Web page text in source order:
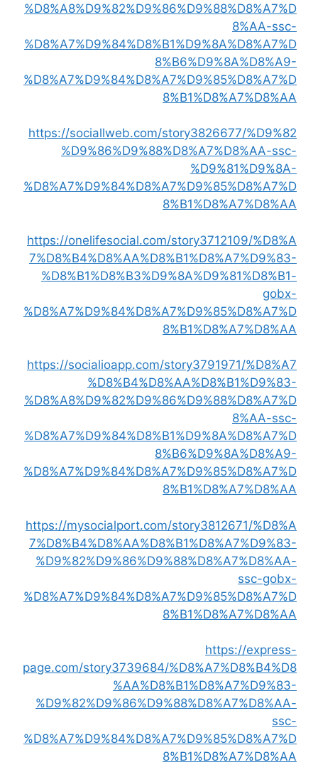
%D8%A8%D9%82%D9%86%D9%88%D8%A7%D
8%AA-ssc-
%D8%A7%D9%84%D8%B1%D9%8A%D8%A7%D
8%B6%D9%8A%D8%A9-
%D8%A7%D9%84%D8%A7%D9%85%D8%A7%D
8%B1%D8%A7%D8%AA
https://sociallweb.com/story3826677/%D9%82
%D9%86%D9%88%D8%A7%D8%AA-ssc-
%D9%81%D9%8A-
%D8%A7%D9%84%D8%A7%D9%85%D8%A7%D
8%B1%D8%A7%D8%AA
https://onelifesocial.com/story3712109/%D8%A
7%D8%B4%D8%AA%D8%B1%D8%A7%D9%83-
%D8%B1%D8%B3%D9%8A%D9%81%D8%B1-
gobx-
%D8%A7%D9%84%D8%A7%D9%85%D8%A7%D
8%B1%D8%A7%D8%AA
https://socialioapp.com/story3791971/%D8%A7
%D8%B4%D8%AA%D8%B1%D9%83-
%D8%A8%D9%82%D9%86%D9%88%D8%A7%D
8%AA-ssc-
%D8%A7%D9%84%D8%B1%D9%8A%D8%A7%D
8%B6%D9%8A%D8%A9-
%D8%A7%D9%84%D8%A7%D9%85%D8%A7%D
8%B1%D8%A7%D8%AA
https://mysocialport.com/story3812671/%D8%A
7%D8%B4%D8%AA%D8%B1%D8%A7%D9%83-
%D9%82%D9%86%D9%88%D8%A7%D8%AA-
ssc-gobx-
%D8%A7%D9%84%D8%A7%D9%85%D8%A7%D
8%B1%D8%A7%D8%AA
https://express-
page.com/story3739684/%D8%A7%D8%B4%D8
%AA%D8%B1%D8%A7%D9%83-
%D9%82%D9%86%D9%88%D8%A7%D8%AA-
ssc-
%D8%A7%D9%84%D8%A7%D9%85%D8%A7%D
8%B1%D8%A7%D8%AA